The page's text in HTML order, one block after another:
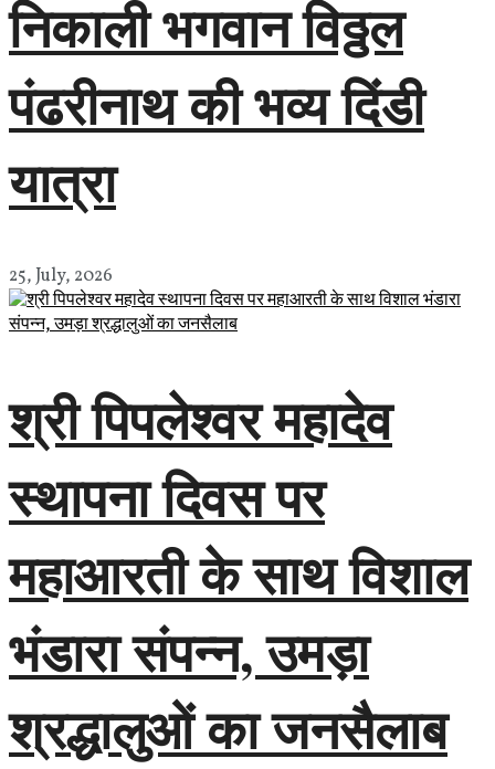
निकाली भगवान विठ्ठल
पंढरीनाथ की भव्य दिंडी
यात्रा
25, July, 2026
श्री पिपलेश्वर महादेव
स्थापना दिवस पर
महाआरती के साथ विशाल
भंडारा संपन्न, उमड़ा
श्रद्धालुओं का जनसैलाब